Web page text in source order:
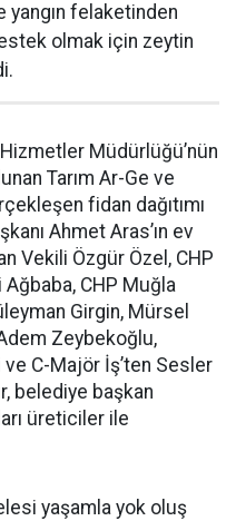
yangın felaketinden
olmak için zeytin
Müdürlüğü’nün
Tarım Ar-Ge ve
fidan dağıtımı
Ahmet Aras’ın ev
Vekili Özgür Özel, CHP
Ağbaba, CHP Muğla
Girgin, Mürsel
Zeybekoğlu,
C-Majör İş’ten Sesler
belediye başkan
üreticiler ile
yaşamla yok oluş